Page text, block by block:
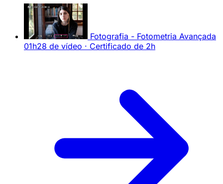
Fotografia - Fotometria Avançada
01h28 de vídeo · Certificado de 2h